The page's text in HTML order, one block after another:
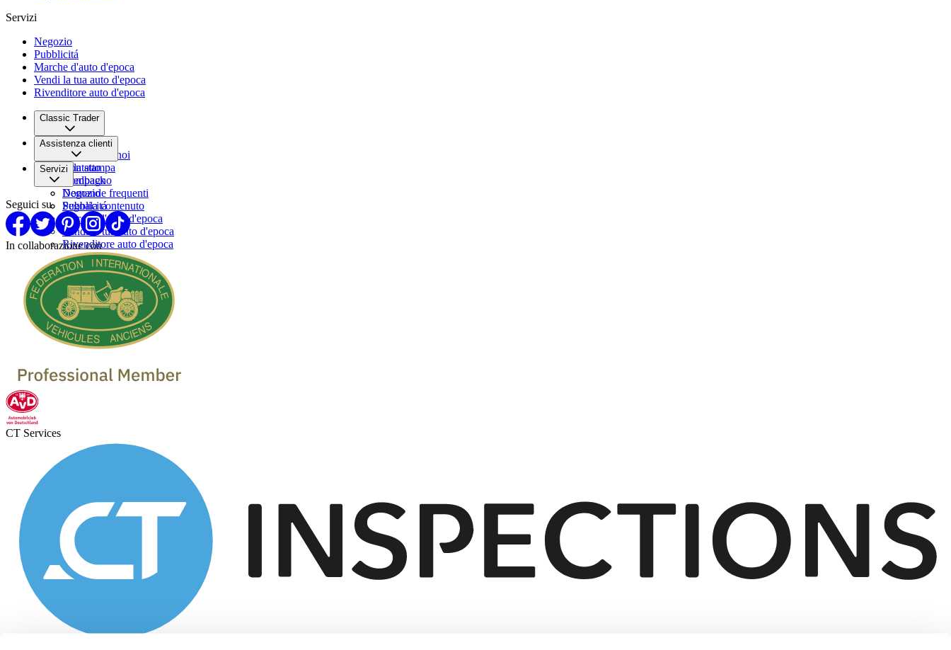
Servizi
Negozio
Pubblicitá
Marche d'auto d'epoca
Vendi la tua auto d'epoca
Rivenditore auto d'epoca
Classic Trader
Chi siamo
Lavora con noi
Sala stampa
Compagno
Assistenza clienti
Contatto
Feedback
Domande frequenti
Segnala contenuto
Servizi
Negozio
Pubblicitá
Marche d'auto d'epoca
Vendi la tua auto d'epoca
Rivenditore auto d'epoca
Seguici su
In collaborazione con
CT Services